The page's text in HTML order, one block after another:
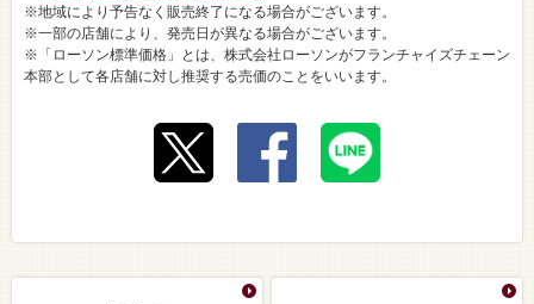
※地域により予告なく販売終了になる場合がございます。
※一部の店舗により、発売日が異なる場合がございます。
※「ローソン標準価格」とは、株式会社ローソンがフランチャイズチェーン
本部として各店舗に対し推奨する売価のことをいいます。